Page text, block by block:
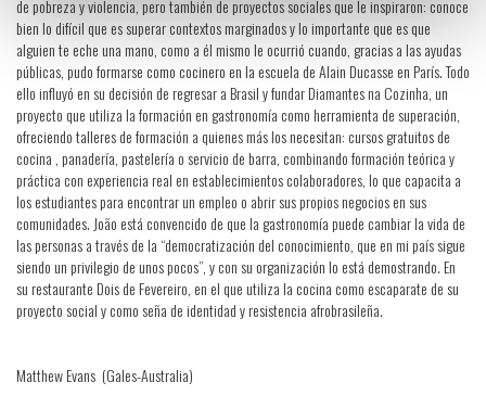
de pobreza y violencia, pero también de proyectos sociales que le inspiraron: conoce
bien lo difícil que es superar contextos marginados y lo importante que es que
alguien te eche una mano, como a él mismo le ocurrió cuando, gracias a las ayudas
públicas, pudo formarse como cocinero en la escuela de Alain Ducasse en París. Todo
ello influyó en su decisión de regresar a Brasil y fundar Diamantes na Cozinha, un
proyecto que utiliza la formación en gastronomía como herramienta de superación,
ofreciendo talleres de formación a quienes más los necesitan: cursos gratuitos de
cocina , panadería, pastelería o servicio de barra, combinando formación teórica y
práctica con experiencia real en establecimientos colaboradores, lo que capacita a
los estudiantes para encontrar un empleo o abrir sus propios negocios en sus
comunidades. João está convencido de que la gastronomía puede cambiar la vida de
las personas a través de la “democratización del conocimiento, que en mi país sigue
siendo un privilegio de unos pocos”, y con su organización lo está demostrando. En
su restaurante Dois de Fevereiro, en el que utiliza la cocina como escaparate de su
proyecto social y como seña de identidad y resistencia afrobrasileña.
Matthew Evans (Gales-Australia)